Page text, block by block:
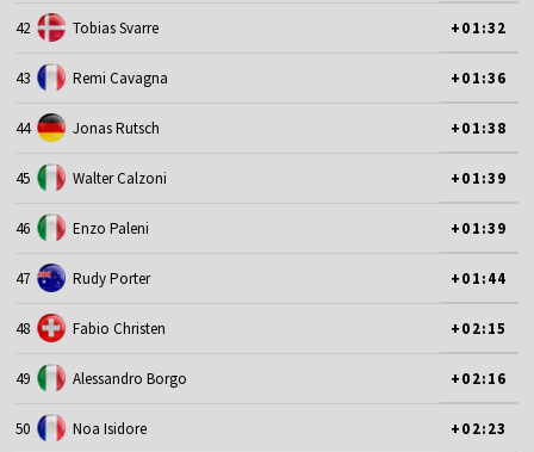
42 Tobias Svarre +01:32
43 Remi Cavagna +01:36
44 Jonas Rutsch +01:38
45 Walter Calzoni +01:39
46 Enzo Paleni +01:39
47 Rudy Porter +01:44
48 Fabio Christen +02:15
49 Alessandro Borgo +02:16
50 Noa Isidore +02:23